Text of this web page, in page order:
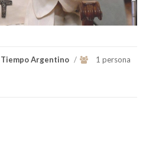
Tiempo Argentino / 1 persona